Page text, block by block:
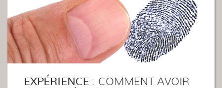
EXPÉRIENCE : COMMENT AVOIR